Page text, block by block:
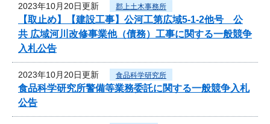
2023年10月20日更新 郡上土木事務所
【取止め】【建設工事】公河工第広域5-1-2他号 公
共 広域河川改修事業他（債務）工事に関する一般競争
入札公告
2023年10月20日更新 食品科学研究所
食品科学研究所警備等業務委託に関する一般競争入札
公告